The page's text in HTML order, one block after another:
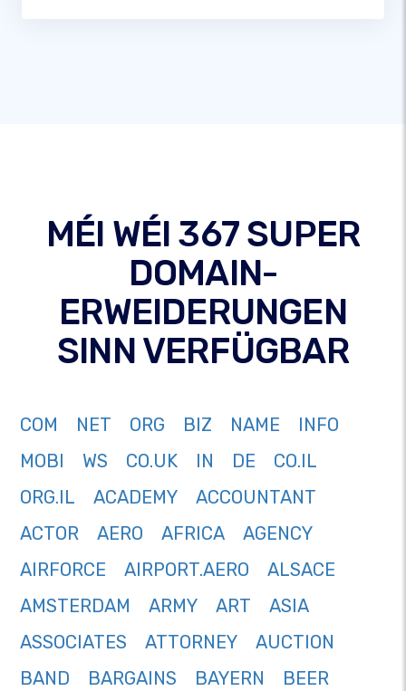
MÉI WÉI 367 SUPER
DOMAIN-
ERWEIDERUNGEN
SINN VERFÜGBAR
COM NET ORG BIZ NAME
INFO
MOBI
WS CO.UK IN DE
CO.IL
ORG.IL
ACADEMY
ACCOUNTANT
ACTOR
AERO AFRICA
AGENCY
AIRFORCE
AIRPORT.AERO
ALSACE
AMSTERDAM
ARMY ART
ASIA
ASSOCIATES
ATTORNEY
AUCTION
BAND
BARGAINS BAYERN
BEER